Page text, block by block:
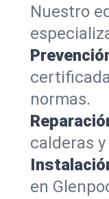
Nuestro
normas.
calderas
en